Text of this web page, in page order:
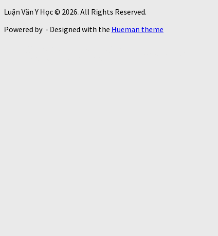
Luận Văn Y Học © 2026. All Rights Reserved.
Powered by - Designed with the Hueman theme